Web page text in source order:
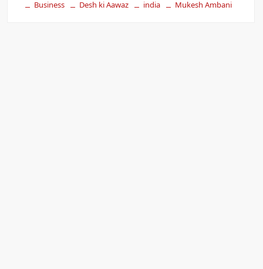
Business
Desh ki Aawaz india Mukesh Ambani